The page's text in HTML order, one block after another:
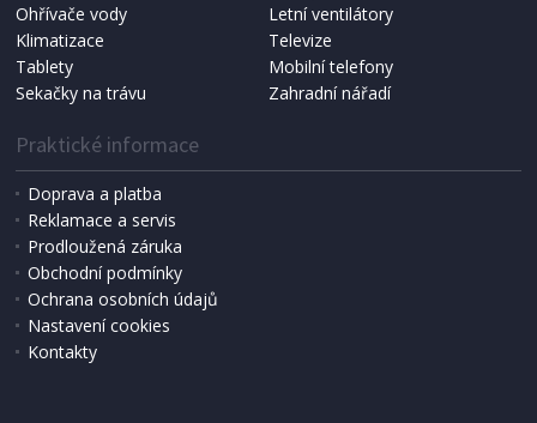
1 990 Kč
Ohřívače vody
Letní ventilátory
Klimatizace
Televize
Tablety
Mobilní telefony
Sekačky na trávu
Zahradní nářadí
Praktické informace
Doprava a platba
Reklamace a servis
Prodloužená záruka
Obchodní podmínky
Ochrana osobních údajů
Nastavení cookies
Kontakty